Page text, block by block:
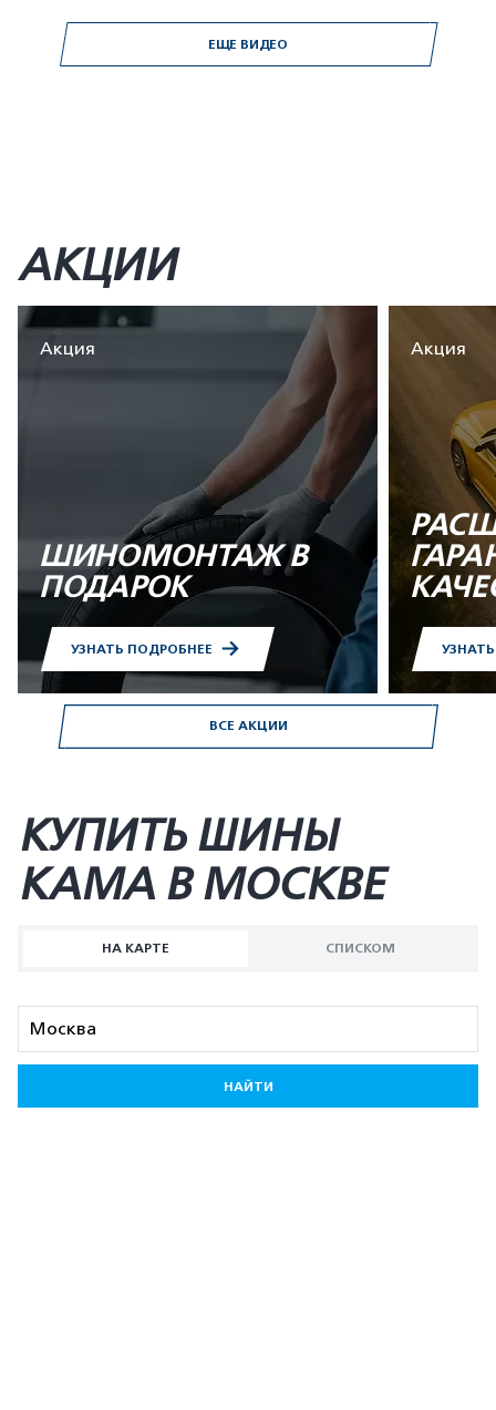
ЕЩЕ ВИДЕО
ВСЕ АКЦИИ
АКЦИИ
Акция
ШИНОМОНТАЖ В
ПОДАРОК
УЗНАТЬ ПОДРОБНЕЕ
Акция
КУПИТЬ ШИНЫ
KAMA В МОСКВЕ
НА КАРТЕ СПИСКОМ
НАЙТИ